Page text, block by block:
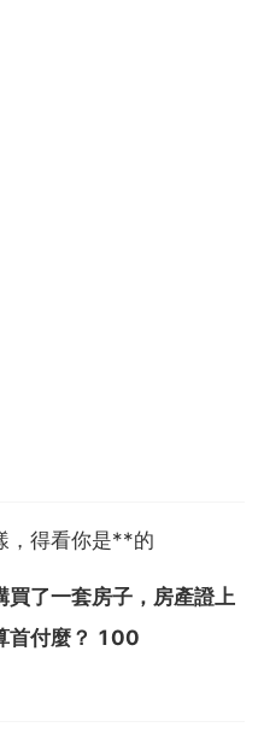
，得看你是**的
買了一套房子，房產證上
首付麼？ 100